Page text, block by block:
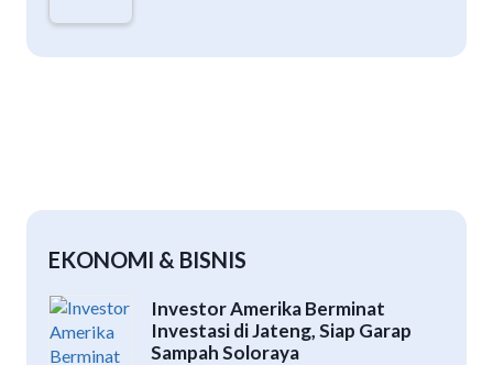
EKONOMI & BISNIS
Investor Amerika Berminat
Investasi di Jateng, Siap Garap
Sampah Soloraya